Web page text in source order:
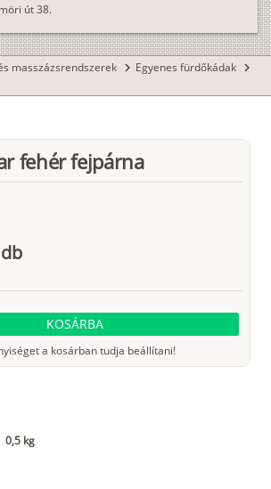
út 38.
masszázsrendszerek chevron_right Egyenes fürdőkádak chevron_right
fehér fejpárna
db
KOSÁRBA
a kosárban tudja beállítani!
0,5 kg